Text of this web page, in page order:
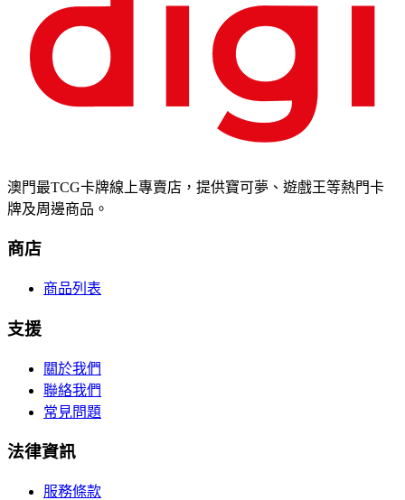
澳門最TCG卡牌線上專賣店，提供寶可夢、遊戲王等熱門卡
牌及周邊商品。
商店
商品列表
支援
關於我們
聯絡我們
常見問題
法律資訊
服務條款